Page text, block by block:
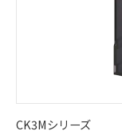
CK3Mシリーズ